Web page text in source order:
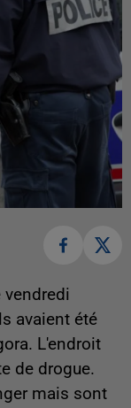
vendredi
avaient été
L'endroit
de drogue.
mais sont